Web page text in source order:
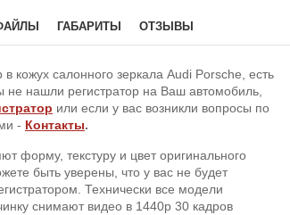
ГАБАРИТЫ ОТЗЫВЫ
кожух салонного зеркала Audi Porsche, есть
нашли регистратор на Ваш автомобиль,
или если у вас возникли вопросы по
- Контакты.
форму, текстуру и цвет оригинального
быть уверены, что у вас не будет
Технически все модели
снимают видео в 1440p 30 кадров